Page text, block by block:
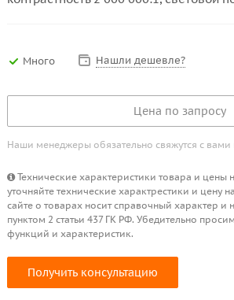
Много Нашли дешевле?
Цена по запросу
Наши менеджеры обязательно свяжутся с вами
Технические характеристики товара и цены
уточняйте технические характрестики и
сайте о товарах носит справочный характер и
пунктом 2 статьи 437 ГК РФ. Убедительно
функций и характеристик.
Получить консультацию